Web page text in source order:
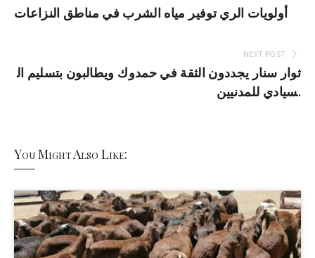
أولويات الري توفير مياه الشرب في مناطق النزاعات
NEXT POST
ثوار سنار يجددون الثقة في حمدوك ويطالبون بتسليم ال
سيادي للمدنيين.
You Might Also Like: